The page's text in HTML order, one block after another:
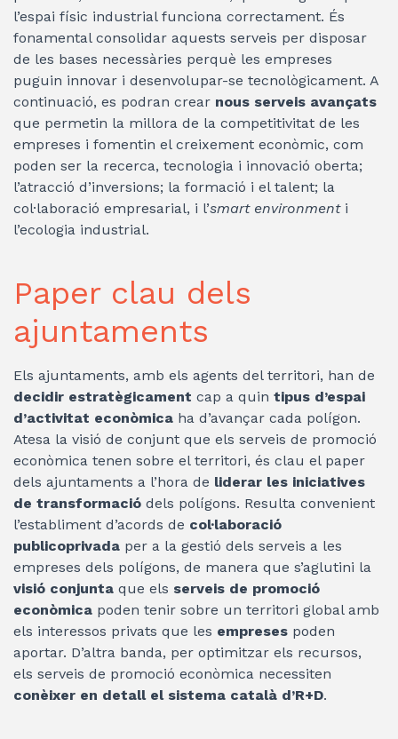
l’espai físic industrial funciona correctament. És
fonamental consolidar aquests serveis per disposar
de les bases necessàries perquè les empreses
puguin innovar i desenvolupar-se tecnològicament. A
continuació, es podran crear nous serveis avançats
que permetin la millora de la competitivitat de les
empreses i fomentin el creixement econòmic, com
poden ser la recerca, tecnologia i innovació oberta;
l’atracció d’inversions; la formació i el talent; la
col·laboració empresarial, i l’smart environmenti
l’ecologia industrial.
Paper clau dels
ajuntaments
Els ajuntaments, amb els agents del territori, han de
decidir estratègicament cap a quin tipus d’espai
d’activitat econòmica ha d’avançar cada polígon.
Atesa la visió de conjunt que els serveis de promoció
econòmica tenen sobre el territori, és clau el paper
dels ajuntaments a l’hora de liderar les iniciatives
de transformació dels polígons. Resulta convenient
l’establiment d’acords de col·laboració
publicoprivada per a la gestió dels serveis a les
empreses dels polígons, de manera que s’aglutini la
visió conjunta que els serveis de promoció
econòmica poden tenir sobre un territori global amb
els interessos privats que les empreses poden
aportar. D’altra banda, per optimitzar els recursos,
els serveis de promoció econòmica necessiten
conèixer en detall el sistema català d’R+D.